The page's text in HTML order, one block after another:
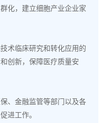
化，建立细胞产业企业家
临床研究和转化应用的
创新，保障医疗质量安
金融监管等部门以及各
进工作。